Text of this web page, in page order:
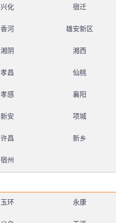
兴化 宿迁
香河 雄安新区
湘阴 湘西
孝昌 仙桃
孝感 襄阳
新安 项城
许昌 新乡
宿州
玉环 永康